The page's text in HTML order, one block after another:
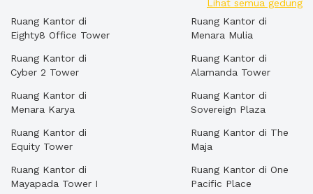
Lihat semua gedung
Ruang Kantor di
Eighty8 Office Tower
Ruang Kantor di
Cyber 2 Tower
Ruang Kantor di
Menara Karya
Ruang Kantor di
Equity Tower
Ruang Kantor di
Mayapada Tower I
Ruang Kantor di
Menara Mulia
Ruang Kantor di
Alamanda Tower
Ruang Kantor di
Sovereign Plaza
Ruang Kantor di The
Maja
Ruang Kantor di One
Pacific Place